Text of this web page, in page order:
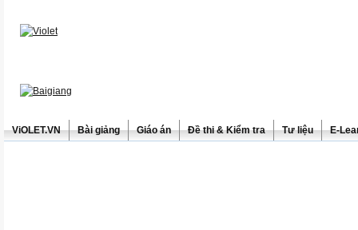
ViOLET.VN Bài giảng Giáo án Đề thi & Kiểm tra Tư liệu E-